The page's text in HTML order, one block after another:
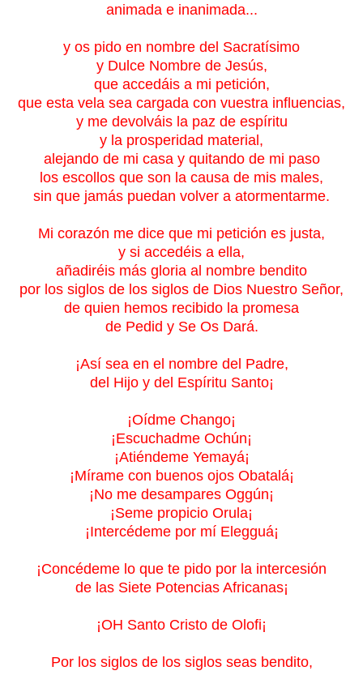
animada e inanimada...
y os pido en nombre del Sacratísimo
y Dulce Nombre de Jesús,
que accedáis a mi petición,
que esta vela sea cargada con vuestra influencias,
y me devolváis la paz de espíritu
y la prosperidad material,
alejando de mi casa y quitando de mi paso
los escollos que son la causa de mis males,
sin que jamás puedan volver a atormentarme.
Mi corazón me dice que mi petición es justa,
y si accedéis a ella,
añadiréis más gloria al nombre bendito
por los siglos de los siglos de Dios Nuestro Señor,
de quien hemos recibido la promesa
de Pedid y Se Os Dará.
¡Así sea en el nombre del Padre,
del Hijo y del Espíritu Santo¡
¡Oídme Chango¡
¡Escuchadme Ochún¡
¡Atiéndeme Yemayá¡
¡Mírame con buenos ojos Obatalá¡
¡No me desampares Oggún¡
¡Seme propicio Orula¡
¡Intercédeme por mí Elegguá¡
¡Concédeme lo que te pido por la intercesión
de las Siete Potencias Africanas¡
¡OH Santo Cristo de Olofi¡
Por los siglos de los siglos seas bendito,